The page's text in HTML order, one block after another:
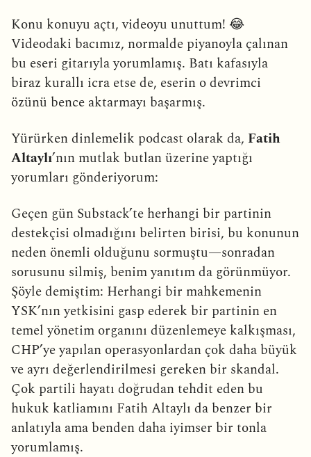
Konu konuyu açtı, videoyu unuttum! 😂
Videodaki bacımız, normalde piyanoyla çalınan
bu eseri gitarıyla yorumlamış. Batı kafasıyla
biraz kurallı icra etse de, eserin o devrimci
özünü bence aktarmayı başarmış.
Yürürken dinlemelik podcast olarak da, Fatih
Altaylı’nın mutlak butlan üzerine yaptığı
yorumları gönderiyorum:
Geçen gün Substack’te herhangi bir partinin
destekçisi olmadığını belirten birisi, bu konunun
neden önemli olduğunu sormuştu—sonradan
sorusunu silmiş, benim yanıtım da görünmüyor.
Şöyle demiştim: Herhangi bir mahkemenin
YSK’nın yetkisini gasp ederek bir partinin en
temel yönetim organını düzenlemeye kalkışması,
CHP’ye yapılan operasyonlardan çok daha büyük
ve ayrı değerlendirilmesi gereken bir skandal.
Çok partili hayatı doğrudan tehdit eden bu
hukuk katliamını Fatih Altaylı da benzer bir
anlatıyla ama benden daha iyimser bir tonla
yorumlamış.